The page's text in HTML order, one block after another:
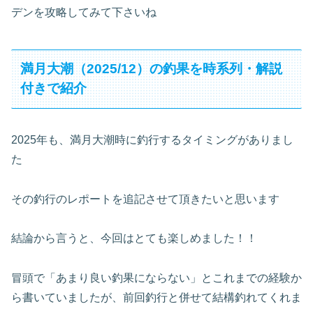
デンを攻略してみて下さいね
満月大潮（2025/12）の釣果を時系列・解説
付きで紹介
2025年も、満月大潮時に釣行するタイミングがありまし
た
その釣行のレポートを追記させて頂きたいと思います
結論から言うと、今回はとても楽しめました！！
冒頭で「あまり良い釣果にならない」とこれまでの経験か
ら書いていましたが、前回釣行と併せて結構釣れてくれま